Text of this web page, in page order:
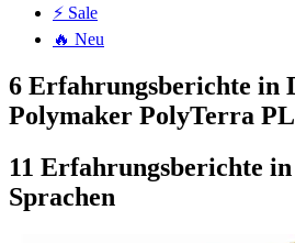
⚡ Sale
🔥 Neu
6 Erfahrungsberichte in
Polymaker PolyTerra
11 Erfahrungsberichte
Sprachen